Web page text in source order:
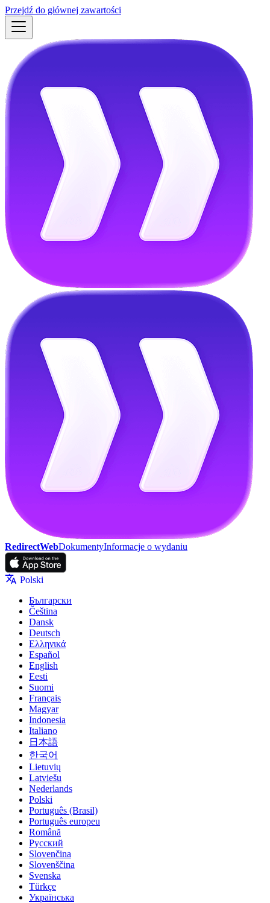
Przejdź do głównej zawartości
RedirectWebDokumentyInformacje o wydaniu
Polski
Български
Čeština
Dansk
Deutsch
Ελληνικά
Español
English
Eesti
Suomi
Français
Magyar
Indonesia
Italiano
日本語
한국어
Lietuvių
Latviešu
Nederlands
Polski
Português (Brasil)
Português europeu
Română
Русский
Slovenčina
Slovenščina
Svenska
Türkçe
Українська